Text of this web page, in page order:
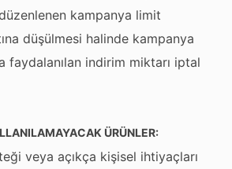
kampanya limit
düşülmesi halinde kampanya
faydalanılan indirim miktarı iptal
ÜRÜNLER:
veya açıkça kişisel ihtiyaçları